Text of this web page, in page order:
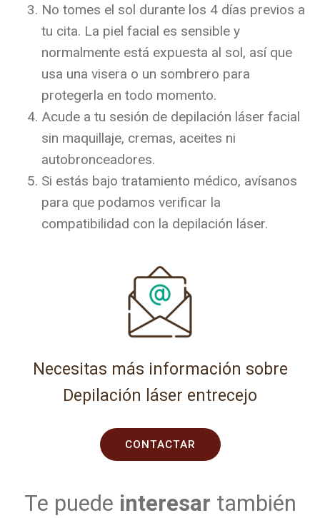
No tomes el sol durante los 4 días previos a
tu cita. La piel facial es sensible y
normalmente está expuesta al sol, así que
usa una visera o un sombrero para
protegerla en todo momento.
Acude a tu sesión de depilación láser facial
sin maquillaje, cremas, aceites ni
autobronceadores.
Si estás bajo tratamiento médico, avísanos
para que podamos verificar la
compatibilidad con la depilación láser.
Necesitas más información sobre
Depilación láser entrecejo
CONTACTAR
Te puede interesar también